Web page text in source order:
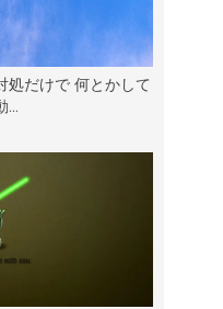
処だけで 何とかして
...